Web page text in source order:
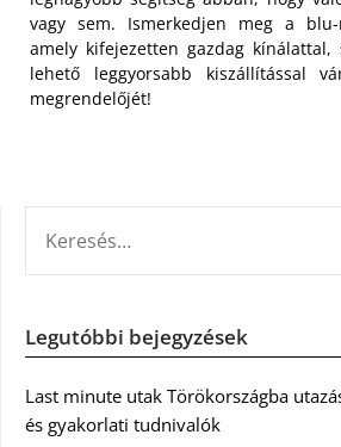
vagy sem. Ismerkedjen meg a blu-
amely kifejezetten gazdag
lehető leggyorsabb kiszállítással
megrendelőjét!
Legutóbbi bejegyzések
Last minute utak Törökországba
és gyakorlati tudnivalók